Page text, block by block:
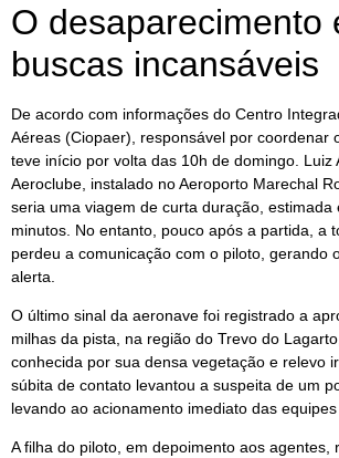
O desaparecimento
buscas incansáveis
De acordo com informações do Centro
Aéreas (Ciopaer), responsável por coordenar
teve início por volta das 10h de domingo. Luiz
Aeroclube, instalado no Aeroporto Marechal
seria uma viagem de curta duração, estimada
minutos. No entanto, pouco após a partida, a
perdeu a comunicação com o piloto, gerando
alerta.
O último sinal da aeronave foi registrado a
milhas da pista, na região do Trevo do
conhecida por sua densa vegetação e relevo
súbita de contato levantou a suspeita de um
levando ao acionamento imediato das equipes
A filha do piloto, em depoimento aos agentes,